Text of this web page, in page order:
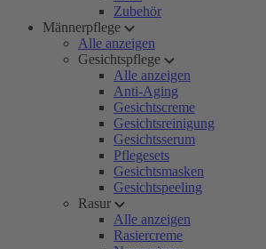
Zubehör
Männerpflege
Alle anzeigen
Gesichtspflege
Alle anzeigen
Anti-Aging
Gesichtscreme
Gesichtsreinigung
Gesichtsserum
Pflegesets
Gesichtsmasken
Gesichtspeeling
Rasur
Alle anzeigen
Rasiercreme